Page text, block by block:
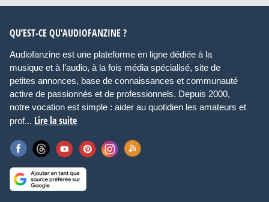
QU’EST-CE QU’AUDIOFANZINE ?
Audiofanzine est une plateforme en ligne dédiée à la
musique et à l’audio, à la fois média spécialisé, site de
petites annonces, base de connaissances et communauté
active de passionnés et de professionnels. Depuis 2000,
notre vocation est simple : aider au quotidien les amateurs et
prof... Lire la suite